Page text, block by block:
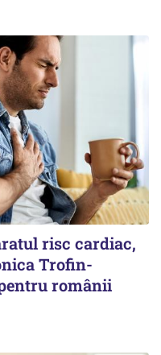
risc cardiac,
Trofin-
românii